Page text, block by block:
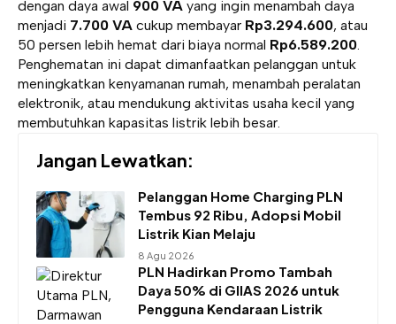
dengan daya awal 900 VA yang ingin menambah daya
menjadi 7.700 VA cukup membayar Rp3.294.600, atau
50 persen lebih hemat dari biaya normal Rp6.589.200.
Penghematan ini dapat dimanfaatkan pelanggan untuk
meningkatkan kenyamanan rumah, menambah peralatan
elektronik, atau mendukung aktivitas usaha kecil yang
membutuhkan kapasitas listrik lebih besar.
Jangan Lewatkan:
Pelanggan Home Charging PLN
Tembus 92 Ribu, Adopsi Mobil
Listrik Kian Melaju
8 Agu 2026
PLN Hadirkan Promo Tambah
Daya 50% di GIIAS 2026 untuk
Pengguna Kendaraan Listrik